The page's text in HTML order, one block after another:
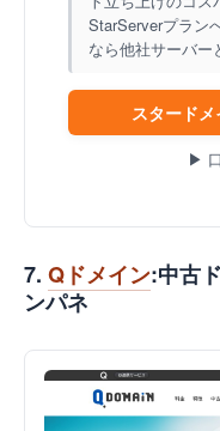
StarServerプラン
なら他社サーバー
スタード
▶
7. Qドメイン:中古
ンパネ